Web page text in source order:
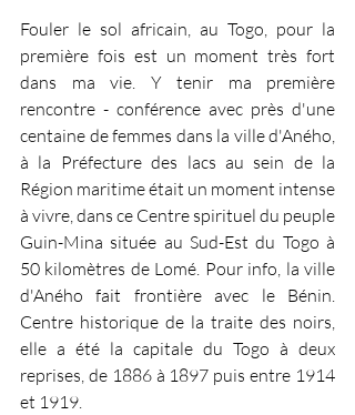
Fouler le sol africain, au Togo, pour la
première fois est un moment très fort
dans ma vie. Y tenir ma première
rencontre - conférence avec près d'une
centaine de femmes dans la ville d'Aného,
à la Préfecture des lacs au sein de la
Région maritime était un moment intense
à vivre, dans ce Centre spirituel du peuple
Guin-Mina située au Sud-Est du Togo à
50 kilomètres de Lomé. Pour info, la ville
d'Aného fait frontière avec le Bénin.
Centre historique de la traite des noirs,
elle a été la capitale du Togo à deux
reprises, de 1886 à 1897 puis entre 1914
et 1919.